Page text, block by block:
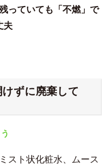
っていても「不燃」で
夫
ずに廃棄して
スト状化粧水、ムース